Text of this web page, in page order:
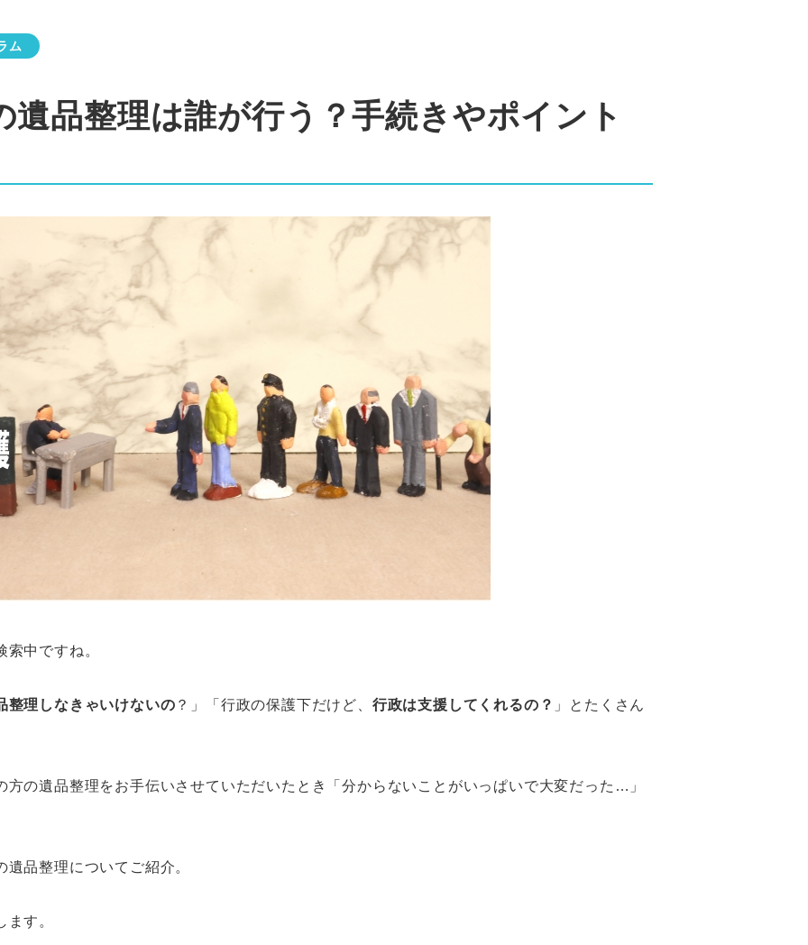
ム
遺品整理は誰が行う？手続きやポイント
中ですね。
整理しなきゃいけないの ？」「行政の保護下だけど、 行政は支援してくれるの？ 」とたくさん
方の遺品整理をお手伝いさせていただいたとき「分からないことがいっぱいで大変だった…」
品整理についてご紹介。
す。